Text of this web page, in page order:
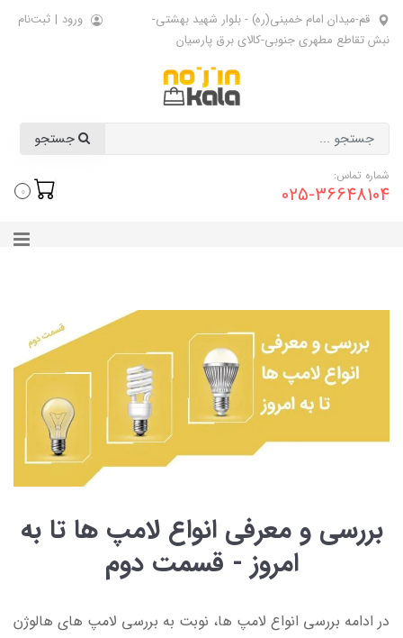
قم-میدان امام خمینی(ره) - بلوار شهید بهشتی-
نبش تقاطع مطهری جنوبی-کالای برق پارسیان
ورود | ثبت‌نام
شماره تماس:
025-36648104
0
بررسی و معرفی انواع لامپ ها تا به
امروز - قسمت دوم
در ادامه بررسی انواع لامپ ها، نوبت به بررسی لامپ های هالوژن